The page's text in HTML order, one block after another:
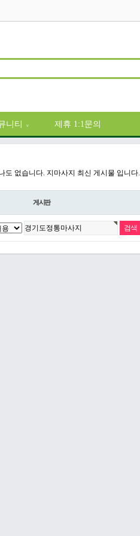
니티 ∨ 제휴 1:1문의
도 없습니다. 지마사지 최신 게시물 입니다.
게시판